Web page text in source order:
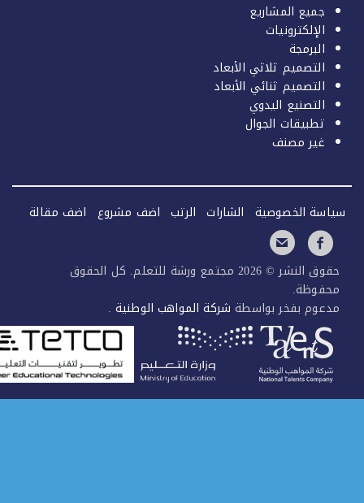
جميع المشاريع
الإلكترونيات
البرمجة
التصميم ثلاثي الأبعاد
التصميم ثنائي الأبعاد
التصنيع اليدوي
تطبيقات الجوال
غير مصنف
الخصوصية الشارات الرتب اضف مشروع اضف مقالة
حقوق النشر © 2026 مجتمع ورشة للتعلم. كل الحقوق
بفخر بواسطةشركة المواهب الوطنية.